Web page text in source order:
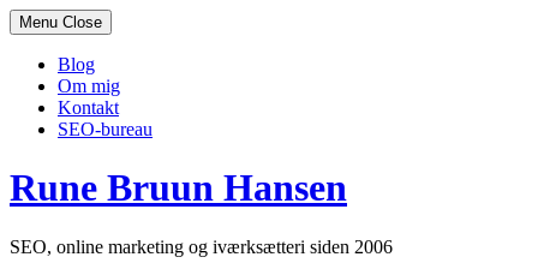
Menu Close
Blog
Om mig
Kontakt
SEO-bureau
Skip
to
Rune Bruun Hansen
SEO, online marketing og iværksætteri siden 2006